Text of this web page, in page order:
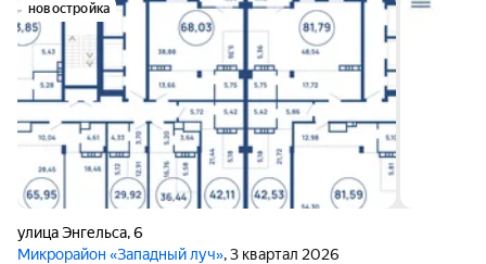
новостройка
улица Энгельса,6
Микрорайон «Западный луч», 3 квартал 2026